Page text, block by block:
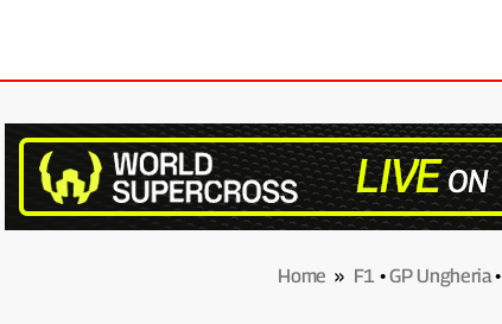
Home » F1•GP Ungheria•